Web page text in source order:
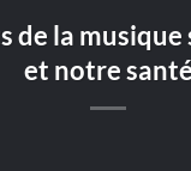
de la musique
et notre santé